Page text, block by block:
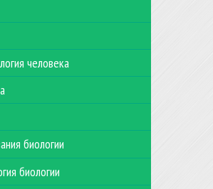
человека
биологии
биологии